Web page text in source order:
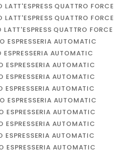
QUATTRO FORCE
QUATTRO FORCE
QUATTRO FORCE
AUTOMATIC
AUTOMATIC
AUTOMATIC
AUTOMATIC
AUTOMATIC
AUTOMATIC
AUTOMATIC
AUTOMATIC
AUTOMATIC
AUTOMATIC